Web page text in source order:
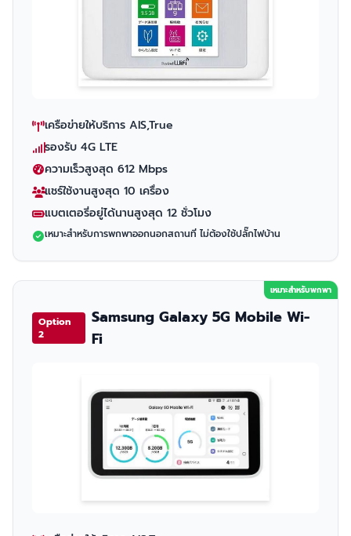
เครือข่ายให้บริการ AIS,True
รองรับ 4G LTE
ความเร็วสูงสุด 612 Mbps
แชร์ใช้งานสูงสุด 10 เครื่อง
แบตเตอรี่อยู่ได้นานสูงสุด 12 ชั่วโมง
เหมาะสำหรับการพกพาออกนอกสถานที่ ไม่ต้องใช้ปลั๊กไฟบ้าน
เหมาะสำหรับพกพา
Option
2
Samsung Galaxy 5G Mobile Wi-
Fi